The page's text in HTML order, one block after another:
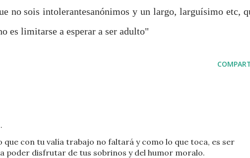
no sois intolerantesanónimos y un largo, larguísimo etc,
es limitarse a esperar a ser adulto"
que con tu valía trabajo no faltará y como lo que toca, es ser
poder disfrutar de tus sobrinos y del humor moralo.